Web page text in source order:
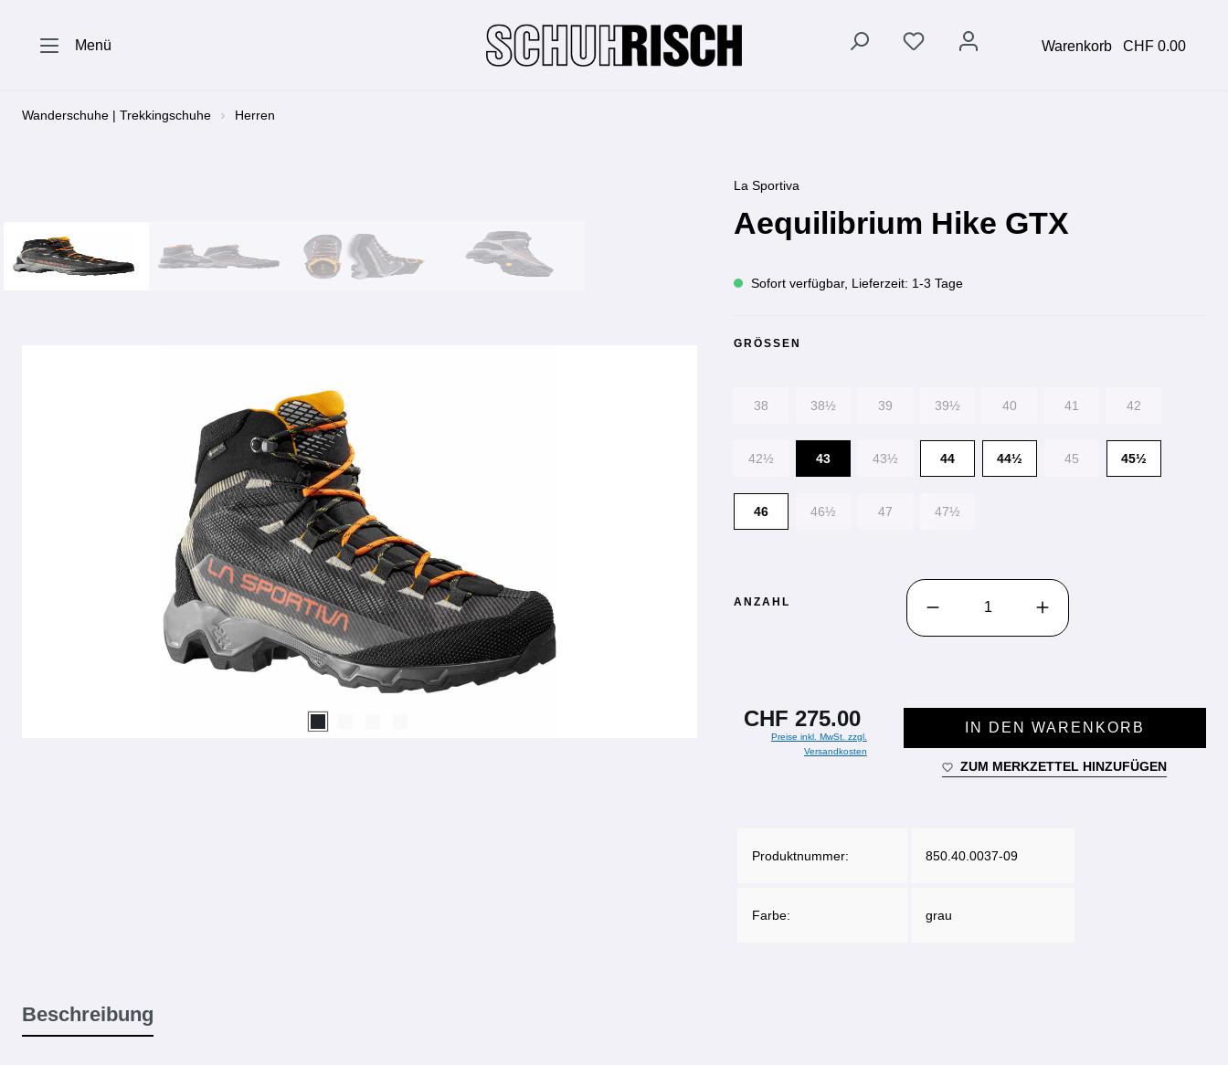
Menü Warenkorb CHF 0.00
Wanderschuhe | Trekkingschuhe Herren
La Sportiva
Aequilibrium Hike GTX
Sofort verfügbar, Lieferzeit: 1-3 Tage
GRÖSSEN
38 38½ 39 39½ 40 41 42
42½ 43 43½ 44 44½ 45 45½
46 46½ 47 47½
ANZAHL
PRODUKT ANZAHL: GIB DEN GEWÜNSCHTEN
CHF 275.00
Preise inkl. MwSt. zzgl.
Versandkosten
IN DEN WARENKORB
ZUM MERKZETTEL HINZUFÜGEN
Produktnummer: 850.40.0037-09
Farbe: grau
Beschreibung